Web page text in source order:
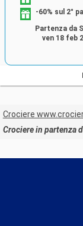
-60% sul 2°
Partenza da
ven 18 feb
Crociere
Crociere in partenza